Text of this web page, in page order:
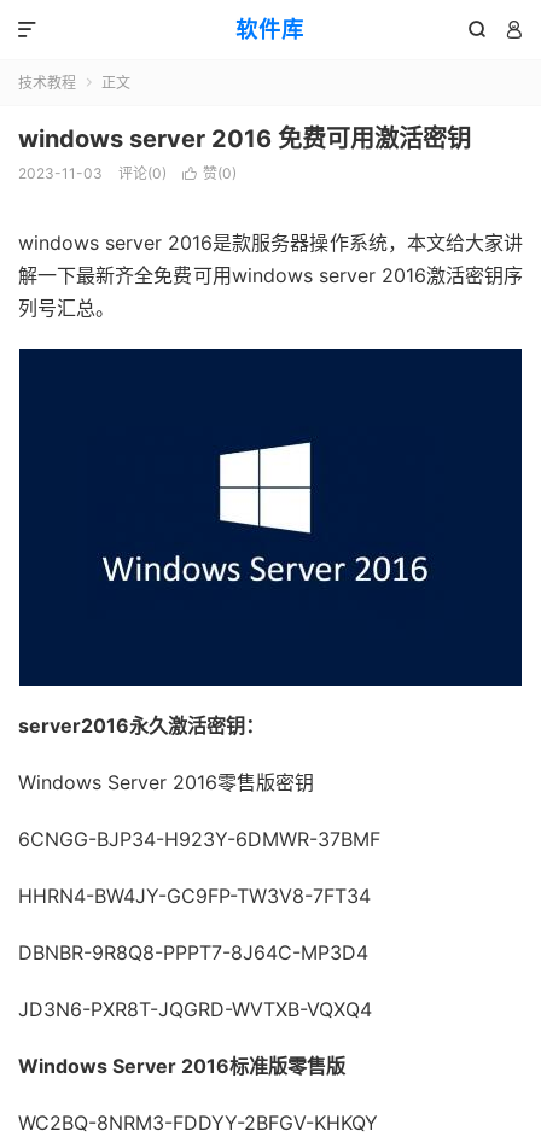
软件库  

技术教程  正文
windows server 2016 免费可用激活密钥
2023-11-03 评论(0)  赞(0)
windows server 2016是款服务器操作系统，本文给大家讲
解一下最新齐全免费可用windows server 2016激活密钥序
列号汇总。
server2016永久激活密钥：
Windows Server 2016零售版密钥
6CNGG-BJP34-H923Y-6DMWR-37BMF
HHRN4-BW4JY-GC9FP-TW3V8-7FT34
DBNBR-9R8Q8-PPPT7-8J64C-MP3D4
JD3N6-PXR8T-JQGRD-WVTXB-VQXQ4
Windows Server 2016标准版零售版
WC2BQ-8NRM3-FDDYY-2BFGV-KHKQY